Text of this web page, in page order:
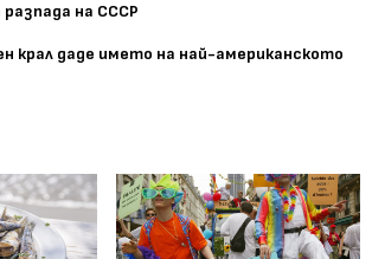
на СССР
крал даде името на най-американското